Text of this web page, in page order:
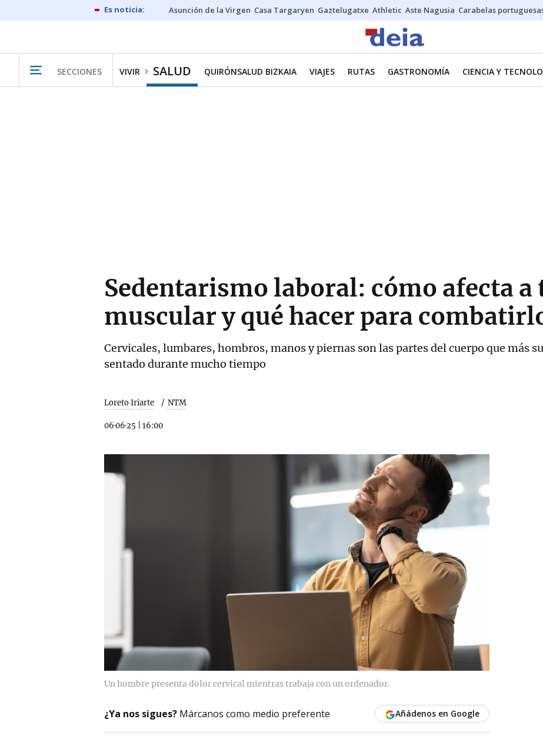
Asunción de la Virgen Casa Targaryen Gaztelugatxe Athletic Aste Nagusia Carabelas
SECCIONES VIVIR SALUD QUIRÓNSALUD BIZKAIA VIAJES RUTAS GASTRONOMÍA CIENCIA Y
Sedentarismo laboral: cómo afecta a
muscular y qué hacer para
Cervicales, lumbares, hombros, manos y piernas son las partes del cuerpo que más
sentado durante mucho tiempo
Loreto Iriarte NTM
06·06·25 16:00
Un hombre presenta dolor cervical mientras trabaja con un ordenador.
¿Ya nos sigues? Márcanos como medio preferente Añádenos en Google